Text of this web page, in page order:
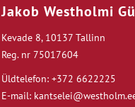
Jakob Westholmi
Kevade 8, 10137 Tallinn
Reg. nr 75017604
Üldtelefon: +372 6622225
E-mail: